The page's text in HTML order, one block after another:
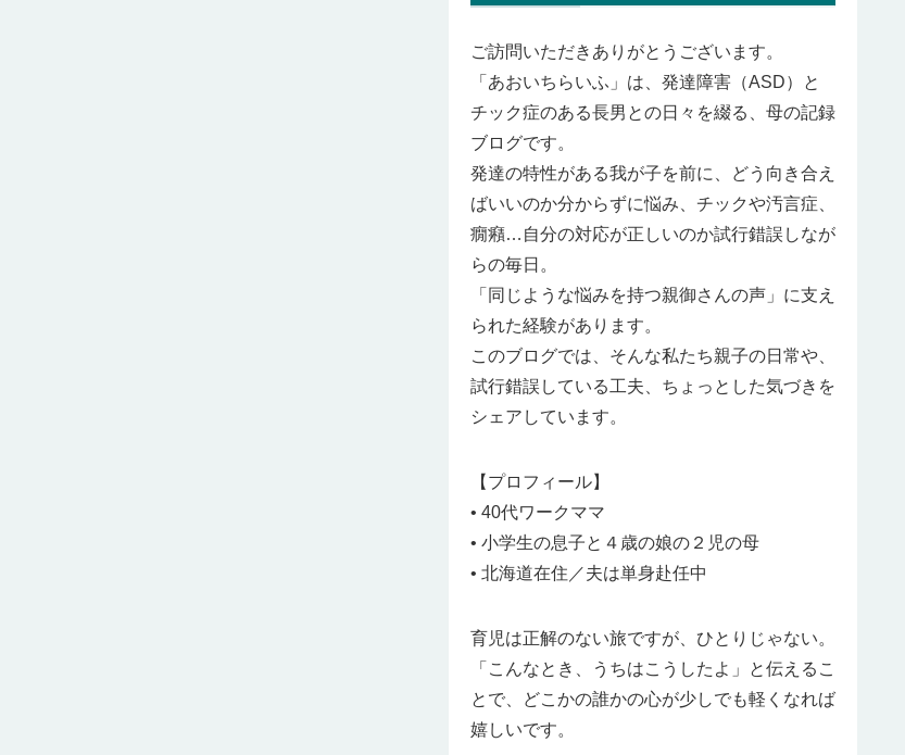
ご訪問いただきありがとうございます。
「あおいちらいふ」は、発達障害（ASD）と
チック症のある長男との日々を綴る、母の記録
ブログです。
発達の特性がある我が子を前に、どう向き合え
ばいいのか分からずに悩み、チックや汚言症、
癇癪…自分の対応が正しいのか試行錯誤しなが
らの毎日。
「同じような悩みを持つ親御さんの声」に支え
られた経験があります。
このブログでは、そんな私たち親子の日常や、
試行錯誤している工夫、ちょっとした気づきを
シェアしています。
【プロフィール】
• 40代ワークママ
• 小学生の息子と４歳の娘の２児の母
• 北海道在住／夫は単身赴任中
育児は正解のない旅ですが、ひとりじゃない。
「こんなとき、うちはこうしたよ」と伝えるこ
とで、どこかの誰かの心が少しでも軽くなれば
嬉しいです。